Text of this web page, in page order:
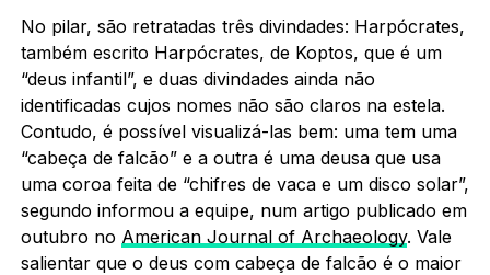
No pilar, são retratadas três divindades: Harpócrates,
também escrito Harpócrates, de Koptos, que é um
“deus infantil”, e duas divindades ainda não
identificadas cujos nomes não são claros na estela.
Contudo, é possível visualizá-las bem: uma tem uma
“cabeça de falcão” e a outra é uma deusa que usa
uma coroa feita de “chifres de vaca e um disco solar”,
segundo informou a equipe, num artigo publicado em
outubro no American Journal of Archaeology. Vale
salientar que o deus com cabeça de falcão é o maior